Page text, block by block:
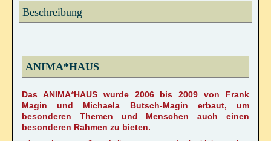
Beschreibung
ANIMA*HAUS
Das ANIMA*HAUS wurde 2006 bis 2009 von Frank
Magin und Michaela Butsch-Magin erbaut, um
besonderen Themen und Menschen auch einen
besonderen Rahmen zu bieten.